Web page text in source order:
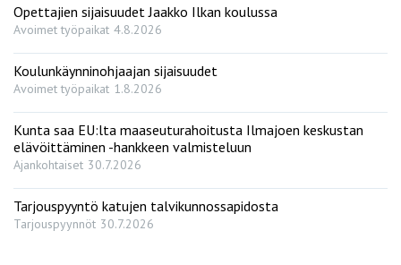
Opettajien sijaisuudet Jaakko Ilkan koulussa
Avoimet työpaikat 4.8.2026
Koulunkäynninohjaajan sijaisuudet
Avoimet työpaikat 1.8.2026
Kunta saa EU:lta maaseuturahoitusta Ilmajoen keskustan
elävöittäminen -hankkeen valmisteluun
Ajankohtaiset 30.7.2026
Tarjouspyyntö katujen talvikunnossapidosta
Tarjouspyynnöt 30.7.2026